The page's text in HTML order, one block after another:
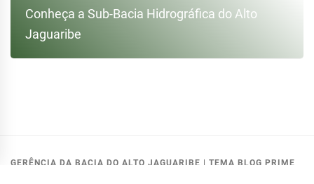
Conheça a Sub-Bacia Hidrográfica do Alto
Jaguaribe
GERÊNCIA DA BACIA DO ALTO JAGUARIBE | TEMA BLOG PRIME